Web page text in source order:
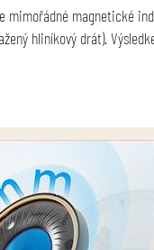
mimořádné magnetické
hliníkový drát).